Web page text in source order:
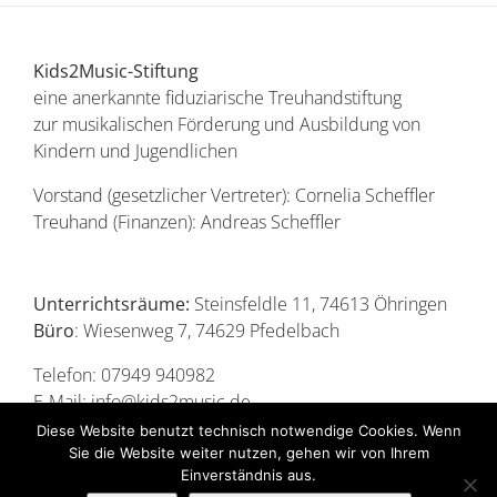
Kids2Music-Stiftung
eine anerkannte fiduziarische Treuhandstiftung
zur musikalischen Förderung und Ausbildung von
Kindern und Jugendlichen
Vorstand (gesetzlicher Vertreter): Cornelia Scheffler
Treuhand (Finanzen): Andreas Scheffler
Unterrichtsräume: Steinsfeldle 11, 74613 Öhringen
Büro: Wiesenweg 7, 74629 Pfedelbach
Telefon: 07949 940982
E-Mail: info@kids2music.de
Diese Website benutzt technisch notwendige Cookies. Wenn
Sie die Website weiter nutzen, gehen wir von Ihrem
Einverständnis aus.